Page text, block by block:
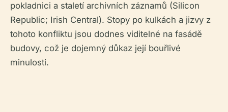
pokladnici a staletí archivních záznamů (Silicon
Republic; Irish Central). Stopy po kulkách a jizvy z
tohoto konfliktu jsou dodnes viditelné na fasádě
budovy, což je dojemný důkaz její bouřlivé
minulosti.